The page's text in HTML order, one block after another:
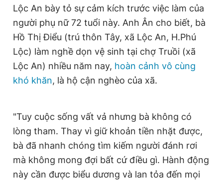
Lộc An bày tỏ sự cảm kích trước việc làm của
người phụ nữ 72 tuổi này. Anh Ân cho biết, bà
Hồ Thị Điểu (trú thôn Tây, xã Lộc An, H.Phú
Lộc) làm nghề dọn vệ sinh tại chợ Truồi (xã
Lộc An) nhiều năm nay, hoàn cảnh vô cùng
khó khăn, là hộ cận nghèo của xã.
"Tuy cuộc sống vất vả nhưng bà không có
lòng tham. Thay vì giữ khoản tiền nhặt được,
bà đã nhanh chóng tìm kiếm người đánh rơi
mà không mong đợi bất cứ điều gì. Hành động
này cần được biểu dương và lan tỏa đến mọi